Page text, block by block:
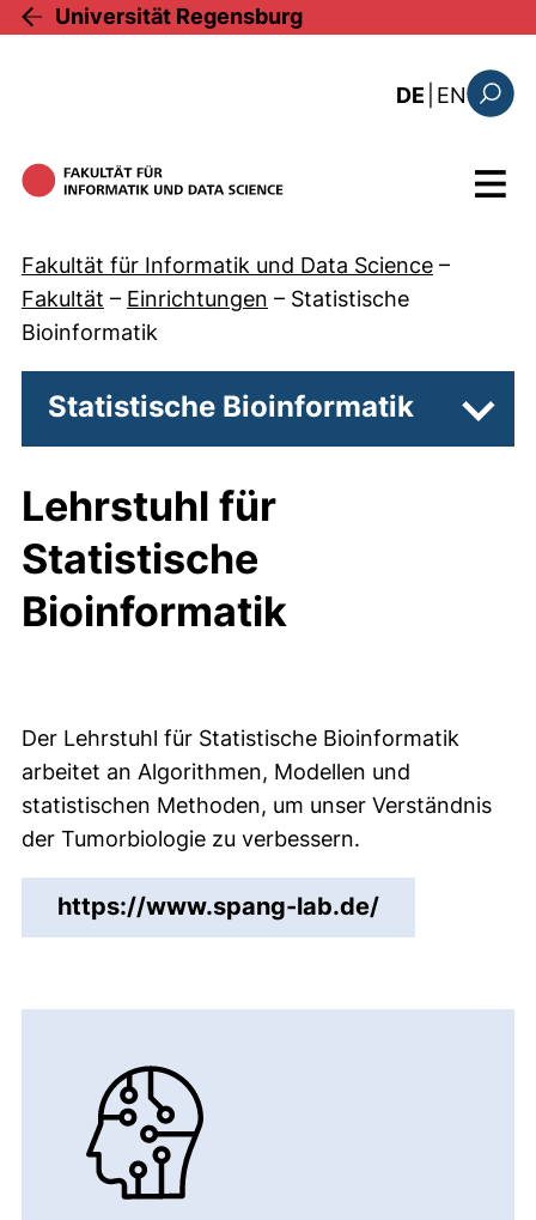
Direkt zum Inhalt
Universität Regensburg
DE EN: this
Menü
Fakultät für Informatik und Data Science –
Fakultät – Einrichtungen – Statistische
Bioinformatik
Statistische Bioinformatik
Lehrstuhl für
Statistische
Bioinformatik
Der Lehrstuhl für Statistische Bioinformatik
arbeitet an Algorithmen, Modellen und
statistischen Methoden, um unser Verständnis
der Tumorbiologie zu verbessern.
https://www.spang-lab.de/(externer